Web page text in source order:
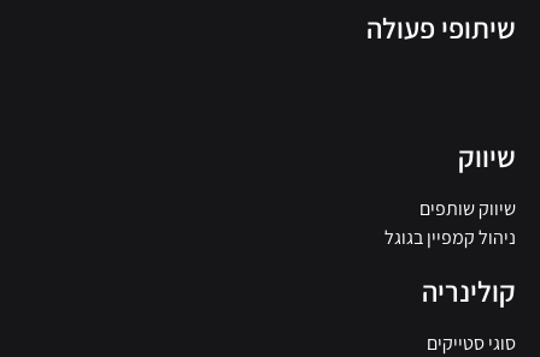
שיתופי פעולה
שיווק
שיווק שותפים
ניהול קמפיין בגוגל
קולינריה
סוגי סטייקים